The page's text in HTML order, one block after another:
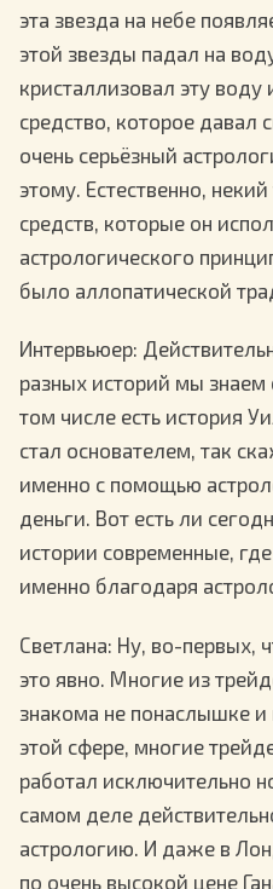
эта звезда на небе
этой звезды падал на
кристаллизовал эту
средство, которое давал
очень серьёзный
этому. Естественно,
средств, которые он
астрологического
было аллопатической
Интервьюер:
разных историй мы знаем
том числе есть история
стал основателем, так
именно с помощью
деньги. Вот есть ли
истории современные,
именно благодаря
Светлана: Ну, во-первых,
это явно. Многие из
знакома не понаслышке и
этой сфере, многие
работал исключительно
самом деле
астрологию. И даже в
по очень высокой цене